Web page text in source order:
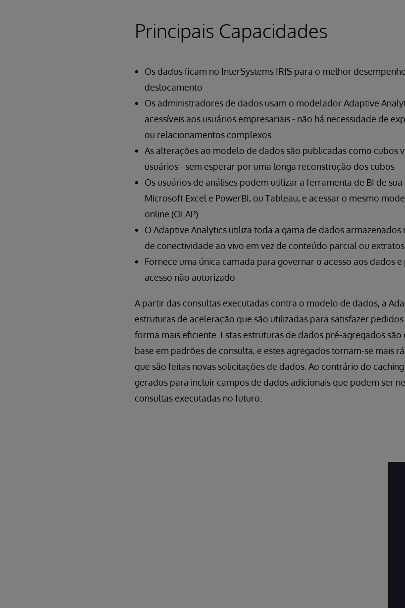
Principais Capacidades
Os dados ficam no InterSystems IRIS para o melhor
deslocamento
Os administradores de dados usam o modelador Adaptive
acessíveis aos usuários empresariais - não há necessidade de
ou relacionamentos complexos
As alterações ao modelo de dados são publicadas como cubos
usuários - sem esperar por uma longa reconstrução dos cubos
Os usuários de análises podem utilizar a ferramenta de BI de
Microsoft Excel e PowerBI, ou Tableau, e acessar o mesmo
online (OLAP)
O Adaptive Analytics utiliza toda a gama de dados armazenados
de conectividade ao vivo em vez de conteúdo parcial ou
Fornece uma única camada para governar o acesso aos dados
acesso não autorizado
A partir das consultas executadas contra o modelo de dados, a
estruturas de aceleração que são utilizadas para satisfazer
forma mais eficiente. Estas estruturas de dados pré-agregados
base em padrões de consulta, e estes agregados tornam-se mais
que são feitas novas solicitações de dados. Ao contrário do
gerados para incluir campos de dados adicionais que podem ser
consultas executadas no futuro.